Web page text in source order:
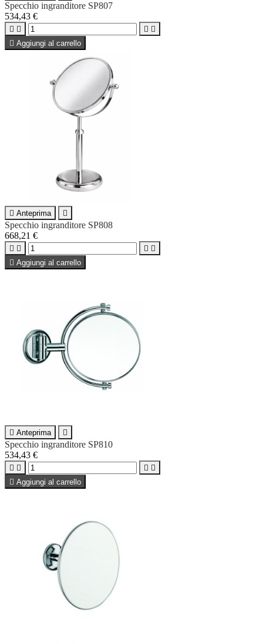
Specchio ingranditore SP807
534,43 €
   
 Aggiungi al carrello
 Anteprima 
Specchio ingranditore SP808
668,21 €
   
 Aggiungi al carrello
 Anteprima 
Specchio ingranditore SP810
534,43 €
   
 Aggiungi al carrello